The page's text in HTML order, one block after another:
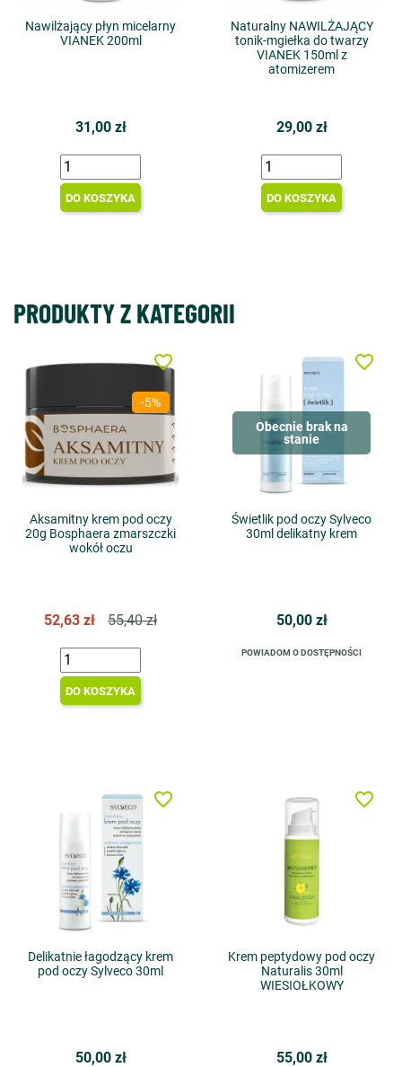
Nawilżający płyn micelarny
VIANEK 200ml
31,00 zł
DO KOSZYKA
Naturalny NAWILŻAJĄCY
tonik-mgiełka do twarzy
VIANEK 150ml z
atomizerem
29,00 zł
DO KOSZYKA
PRODUKTY Z KATEGORII
-5%
Aksamitny krem pod oczy
20g Bosphaera zmarszczki
wokół oczu
52,63 zł 55,40 zł
DO KOSZYKA
favorite_border
Obecnie brak na
stanie
Świetlik pod oczy Sylveco
30ml delikatny krem
50,00 zł
POWIADOM O DOSTĘPNOŚCI
favorite_border
Delikatnie łagodzący krem
pod oczy Sylveco 30ml
50,00 zł
favorite_border
Krem peptydowy pod oczy
Naturalis 30ml
WIESIOŁKOWY
55,00 zł
favorite_border